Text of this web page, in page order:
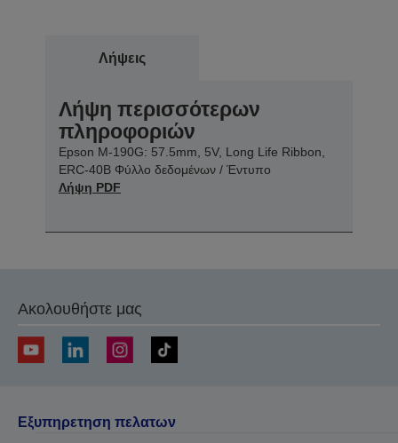
Λήψεις
Λήψη περισσότερων
πληροφοριών
Epson M-190G: 57.5mm, 5V, Long Life Ribbon,
ERC-40B Φύλλο δεδομένων / Έντυπο
Λήψη PDF
Ακολουθήστε μας
Εξυπηρετηση πελατων